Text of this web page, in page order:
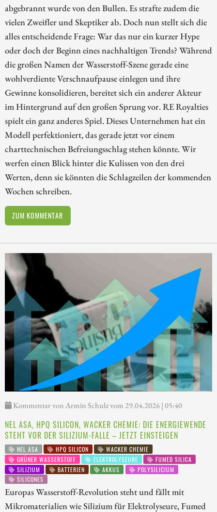
abgebrannt wurde von den Bullen. Es strafte zudem die
vielen Zweifler und Skeptiker ab. Doch nun stellt sich die
alles entscheidende Frage: War das nur ein kurzer Hype
oder doch der Beginn eines nachhaltigen Trends? Während
die großen Namen der Wasserstoff-Szene gerade eine
wohlverdiente Verschnaufpause einlegen und ihre
Gewinne konsolidieren, bereitet sich ein anderer Akteur
im Hintergrund auf den großen Sprung vor. RE Royalties
spielt ein ganz anderes Spiel. Dieses Unternehmen hat ein
Modell perfektioniert, das gerade jetzt vor einem
charttechnischen Befreiungsschlag stehen könnte. Wir
werfen einen Blick hinter die Kulissen von den drei
Werten, denn sie könnten die Schlagzeilen der kommenden
Wochen schreiben.
ZUM KOMMENTAR
Kommentar von Armin Schulz vom 29.04.2026 | 05:40
NEL ASA, HPQ SILICON, WACKER CHEMIE: DIE ENERGIEWENDE
STEHT VOR DER SILIZIUM-FALLE – JETZT EINSTEIGEN
NEL ASA HPQ SILICON
WACKER CHEMIE
GRÜNER WASSERSTOFF
ELEKTROLYSEURE
FUMED SILICA
SILIZIUM
BATTERIEN AKKUS
POLYSILICIUM
SILICONES
Europas Wasserstoff-Revolution steht und fällt mit
Mikromaterialien wie Silizium für Elektrolyseure, Fumed